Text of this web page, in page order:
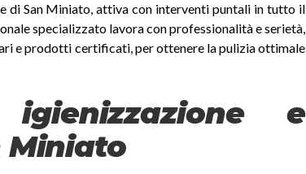
di San Miniato, attiva con interventi puntali in tutto il
specializzato lavora con professionalità e serietà,
e prodotti certificati, per ottenere la pulizia ottimale
e
Miniato